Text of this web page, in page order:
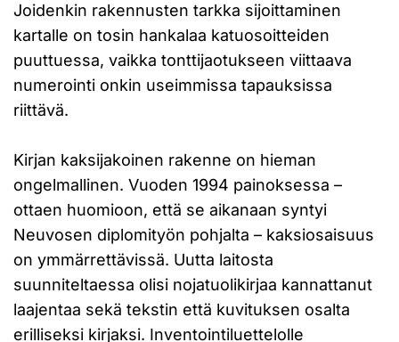
Joidenkin rakennusten tarkka sijoittaminen
kartalle on tosin hankalaa katuosoitteiden
puuttuessa, vaikka tonttijaotukseen viittaava
numerointi onkin useimmissa tapauksissa
riittävä.
Kirjan kaksijakoinen rakenne on hieman
ongelmallinen. Vuoden 1994 painoksessa –
ottaen huomioon, että se aikanaan syntyi
Neuvosen diplomityön pohjalta – kaksiosaisuus
on ymmärrettävissä. Uutta laitosta
suunniteltaessa olisi nojatuolikirjaa kannattanut
laajentaa sekä tekstin että kuvituksen osalta
erilliseksi kirjaksi. Inventointiluettelolle